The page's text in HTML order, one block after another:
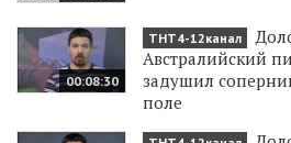
00:08:30
ТНТ4-12канал
Австралийский
задушил
поле